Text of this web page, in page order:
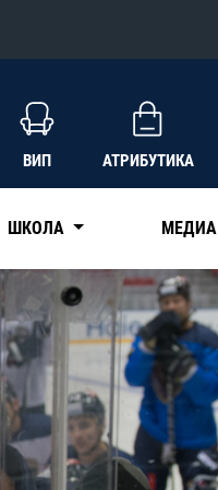
ВИП АТРИБУТИКА
ШКОЛА МЕДИА